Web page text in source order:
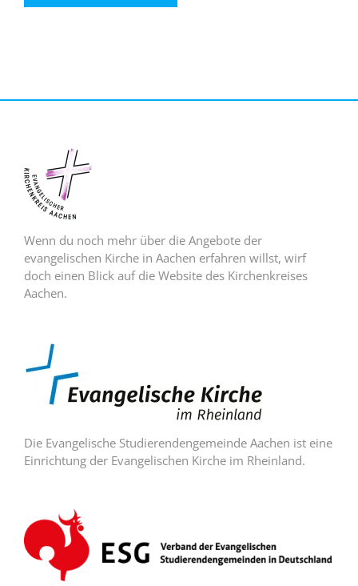
Wenn du noch mehr über die Angebote der
evangelischen Kirche in Aachen erfahren willst, wirf
doch einen Blick auf die Website des Kirchenkreises
Aachen.
Die Evangelische Studierendengemeinde Aachen ist eine
Einrichtung der Evangelischen Kirche im Rheinland.